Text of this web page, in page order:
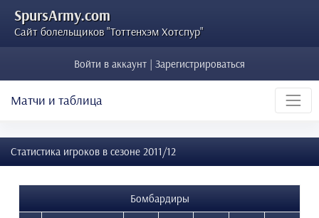
SpursArmy.com
Сайт болельщиков "Тоттенхэм Хотспур"
Войти в аккаунт | Зарегистрироваться
Матчи и таблица
Статистика игроков в сезоне 2011/12
Бомбардиры